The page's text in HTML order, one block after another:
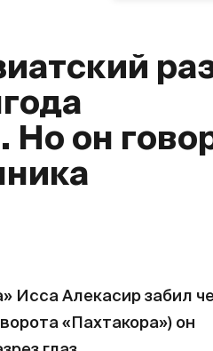
он
Исса Алекасир забил
«Пахтакора») он